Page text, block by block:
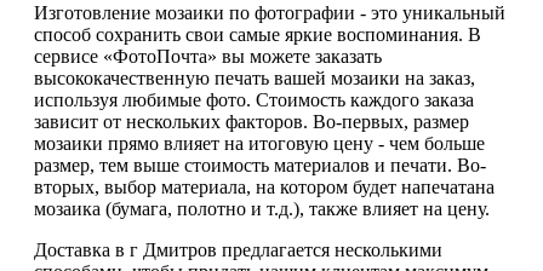
Изготовление мозаики по фотографии - это уникальный
способ сохранить свои самые яркие воспоминания. В
сервисе «ФотоПочта» вы можете заказать
высококачественную печать вашей мозаики на заказ,
используя любимые фото. Стоимость каждого заказа
зависит от нескольких факторов. Во-первых, размер
мозаики прямо влияет на итоговую цену - чем больше
размер, тем выше стоимость материалов и печати. Во-
вторых, выбор материала, на котором будет напечатана
мозаика (бумага, полотно и т.д.), также влияет на цену.
Доставка в г Дмитров предлагается несколькими